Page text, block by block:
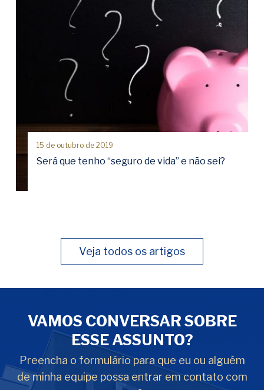
15 de outubro de 2019
Será que tenho “seguro de vida” e não sei?
Veja todos os artigos
VAMOS CONVERSAR SOBRE
ESSE ASSUNTO?
Preencha o formulário para que eu ou alguém
de minha equipe possa entrar em contato com